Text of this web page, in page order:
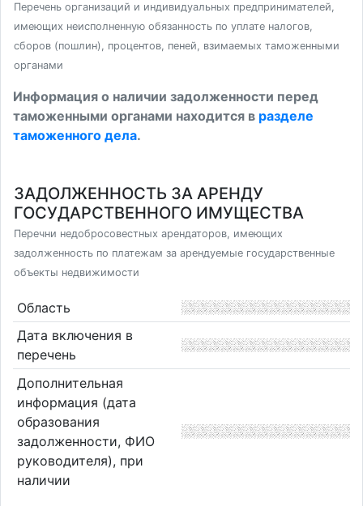
Перечень организаций и индивидуальных предпринимателей,
имеющих неисполненную обязанность по уплате налогов,
сборов (пошлин), процентов, пеней, взимаемых таможенными
органами
Информация о наличии задолженности перед
таможенными органами находится в разделе
таможенного дела.
ЗАДОЛЖЕННОСТЬ ЗА АРЕНДУ
ГОСУДАРСТВЕННОГО ИМУЩЕСТВА
Перечни недобросовестных арендаторов, имеющих
задолженность по платежам за арендуемые государственные
объекты недвижимости
Область
Дата включения в
перечень
Дополнительная
информация (дата
образования
задолженности, ФИО
руководителя), при
наличии